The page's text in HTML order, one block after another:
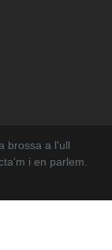
brossa a l'ull
i en parlem.